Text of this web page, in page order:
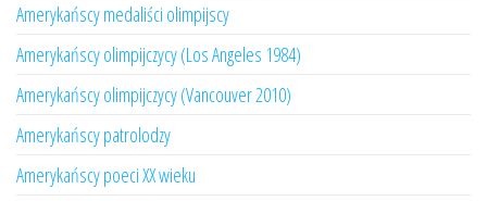
Amerykańscy medaliści olimpijscy
Amerykańscy olimpijczycy (Los Angeles 1984)
Amerykańscy olimpijczycy (Vancouver 2010)
Amerykańscy patrolodzy
Amerykańscy poeci XX wieku